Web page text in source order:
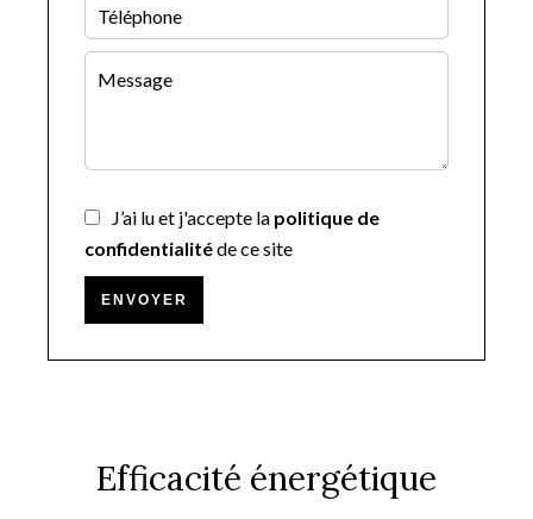
J’ai lu et j'accepte la politique de
confidentialitéde ce site
ENVOYER
Efficacité énergétique